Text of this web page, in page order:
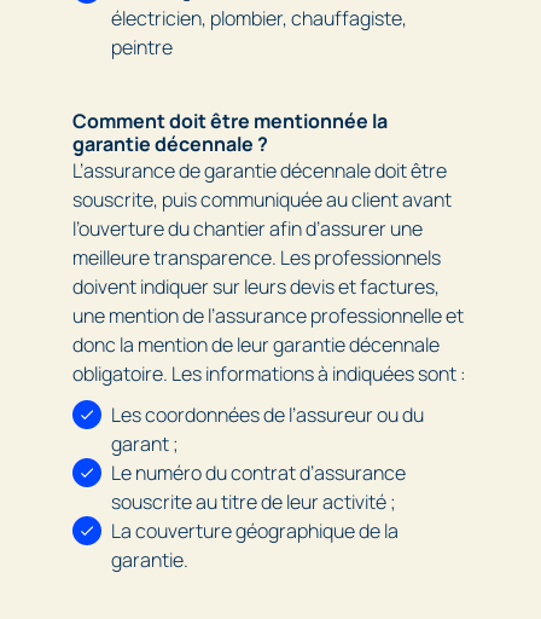
électricien, plombier, chauffagiste,
peintre
Comment doit être mentionnée la
garantie décennale ?
L’assurance de garantie décennale doit être
souscrite, puis communiquée au client avant
l’ouverture du chantier afin d’assurer une
meilleure transparence. Les professionnels
doivent indiquer sur leurs devis et factures,
une mention de l’assurance professionnelle et
donc la mention de leur garantie décennale
obligatoire. Les informations à indiquées sont :
Les coordonnées de l’assureur ou du
garant ;
Le numéro du contrat d’assurance
souscrite au titre de leur activité ;
La couverture géographique de la
garantie.